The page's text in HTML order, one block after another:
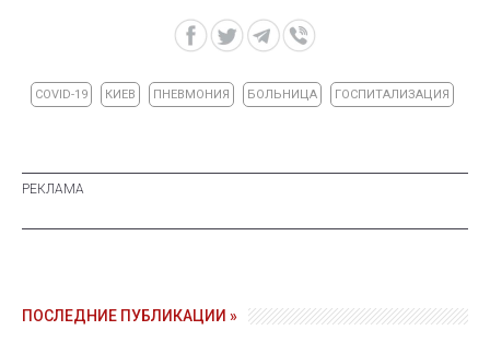
COVID-19 КИЕВ ПНЕВМОНИЯ БОЛЬНИЦА ГОСПИТАЛИЗАЦИЯ
ПОСЛЕДНИЕ ПУБЛИКАЦИИ »